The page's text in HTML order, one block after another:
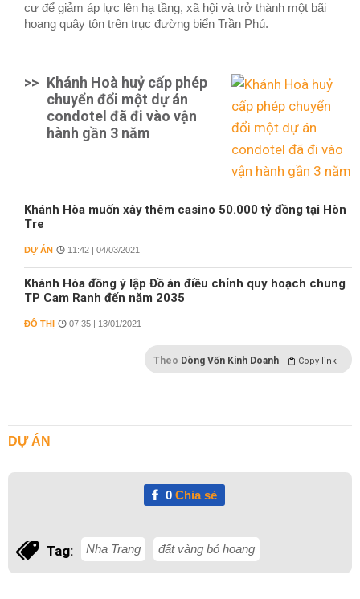
cư để giảm áp lực lên hạ tầng, xã hội và trở thành một bãi
hoang quây tôn trên trục đường biển Trần Phú.
>> Khánh Hoà huỷ cấp phép
chuyển đổi một dự án
condotel đã đi vào vận
hành gần 3 năm
Khánh Hòa muốn xây thêm casino 50.000 tỷ đồng tại Hòn
Tre
DỰ ÁN 11:42 | 04/03/2021
Khánh Hòa đồng ý lập Đồ án điều chỉnh quy hoạch chung
TP Cam Ranh đến năm 2035
ĐÔ THỊ 07:35 | 13/01/2021
Theo Dòng Vốn Kinh Doanh Copy link
DỰ ÁN
0Chia sẻ
Tag: Nha Trang đất vàng bỏ hoang